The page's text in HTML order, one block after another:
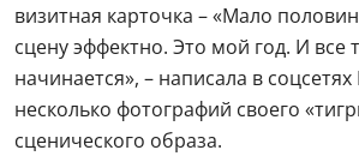
визитная карточка – «Мало
сцену эффектно. Это мой год. И все
начинается», – написала в
несколько фотографий своего
сценического образа.